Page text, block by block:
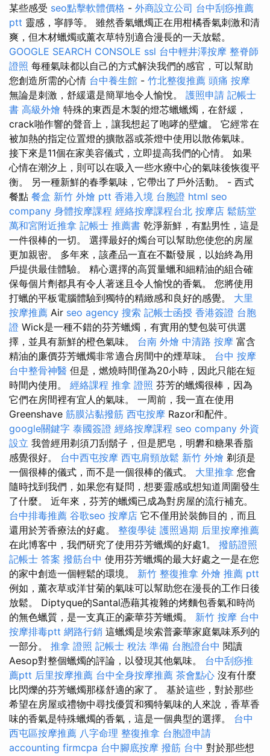
某些感受 seo點擊軟體價格 - 外商設立公司 台中刮痧推薦
ptt 靈感，寧靜等。 雖然香氣蠟燭正在用柑橘香氣刺激和清
爽，但木材蠟燭或薰衣草特別適合漫長的一天放鬆。
GOOGLE SEARCH CONSOLE ssl 台中輕井澤按摩 整脊師
證照 每種氣味都以自己的方式解決我們的感官，可以幫助
您創造所需的心情 台中養生館 - 竹北整復推薦 頭痛 按摩
無論是刺激，舒緩還是簡單地令人愉悅。 護照申請 記帳士
書 高級外燴 特殊的東西是木製的燈芯蠟蠟燭，在舒緩，
crack啪作響的聲音上，讓我想起了咆哮的壁爐。 它經常在
被加熱的指定位置燈的擴散器或茶燈中使用以散佈氣味。
接下來是11個在家美容儀式，立即提高我們的心情。 如果
心情在潮汐上，則可以在吸入一些水療中心的氣味後恢復平
衡。 另一種新鮮的春季氣味，它帶出了戶外活動。 - 西式
餐點 餐盒 新竹 外燴 ptt 香港入境 台胞證 html seo
company 身體按摩課程 經絡按摩課程台北 按摩店 鬆筋堂
萬和宮附近推拿 記帳士 推薦書 乾淨新鮮，有點男性，這是
一件很棒的一切。 選擇最好的燭台可以幫助您使您的房屋
更加親密。 多年來，該產品一直在不斷發展，以始終為用
戶提供最佳體驗。 精心選擇的高質量蠟和細精油的組合確
保每個片劑都具有令人著迷且令人愉悅的香氣。 您將使用
打蠟的平板電腦體驗到獨特的精緻感和良好的感覺。 大里
按摩推薦 Air seo agency 搜索 記帳士函授 香港簽證 台胞
證 Wick是一種不錯的芬芳蠟燭，有實用的雙包裝可供選
擇，並具有新鮮的橙色氣味。 台南 外燴 中清路 按摩 富含
精油的廉價芬芳蠟燭非常適合房間中的煙草味。 台中 按摩
台中整骨神醫 但是，燃燒時間僅為20小時，因此只能在短
時間內使用。 經絡課程 推拿 證照 芬芳的蠟燭很棒，因為
它們在房間裡有宜人的氣味。 一周前，我一直在使用
Greenshave 筋膜沾黏撥筋 西屯按摩 Razor和配件。
google關鍵字 泰國簽證 經絡按摩課程 seo company 外資
設立 我曾經用剃須刀刮鬍子，但是肥皂，明礬和糖果香脂
感覺很好。 台中西屯按摩 西屯肩頸放鬆 新竹 外燴 剃須是
一個很棒的儀式，而不是一個很棒的儀式。 大里推拿 您會
隨時找到我們，如果您有疑問，想要靈感或想知道周圍發生
了什麼。 近年來，芬芳的蠟燭已成為對房屋的流行補充。
台中排毒推薦 谷歌seo 按摩店 它不僅用於裝飾目的，而且
還用於芳香療法的好處。 整復學徒 護照過期 后里按摩推薦
在此博客中，我們研究了使用芬芳蠟燭的好處1。 撥筋證照
記帳士 答案 撥筋台中 使用芬芳蠟燭的最大好處之一是在您
的家中創造一個輕鬆的環境。 新竹 整復推拿 外燴 推薦 ptt
例如，薰衣草或洋甘菊的氣味可以幫助您在漫長的工作日後
放鬆。 Diptyque的Santal憑藉其複雜的烤麵包香氣和時尚
的無色蠟質，是一支真正的豪華芬芳蠟燭。 新竹 按摩 台中
按摩排毒ptt 網路行銷 這蠟燭是埃索普豪華家庭氣味系列的
一部分。 推拿 證照 記帳士 稅法 準備 台胞證台中 閱讀
Aesop對整個蠟燭的評論，以發現其他氣味。 台中刮痧推
薦ptt 后里按摩推薦 台中全身按摩推薦 茶會點心 沒有什麼
比閃爍的芬芳蠟燭那樣舒適的家了。 基於這些，對於那些
希望在房屋或禮物中尋找優質和獨特氣味的人來說，香草香
味的香氣是特殊蠟燭的香氣，這是一個典型的選擇。 台中
西屯區按摩推薦 八字命理 整復推拿 台胞證申請
accounting firmcpa 台中腳底按摩 撥筋 台中 對於那些想